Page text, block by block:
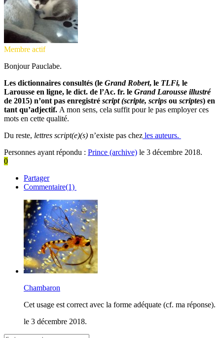
Membre actif
Bonjour Pauclabe.
Les dictionnaires consultés (le Grand Robert, le TLFi, le
Larousse en ligne, le dict. de l’Ac. fr. le Grand Larousse illustré
de 2015) n’ont pas enregistré script (scripte, scrips ou scriptes) en
tant qu’adjectif. A mon sens, cela suffit pour le pas employer ces
mots en cette qualité.
Du reste, lettres script(e)(s) n’existe pas chez les auteurs.
Personnes ayant répondu : Prince (archive) le 3 décembre 2018.
0
Partager
Commentaire(1)
Chambaron
Cet usage est correct avec la forme adéquate (cf. ma réponse).
le 3 décembre 2018.